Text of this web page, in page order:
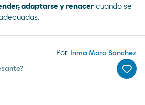
adaptarse y renacercuando se
Por Inma Mora Sánchez
Me